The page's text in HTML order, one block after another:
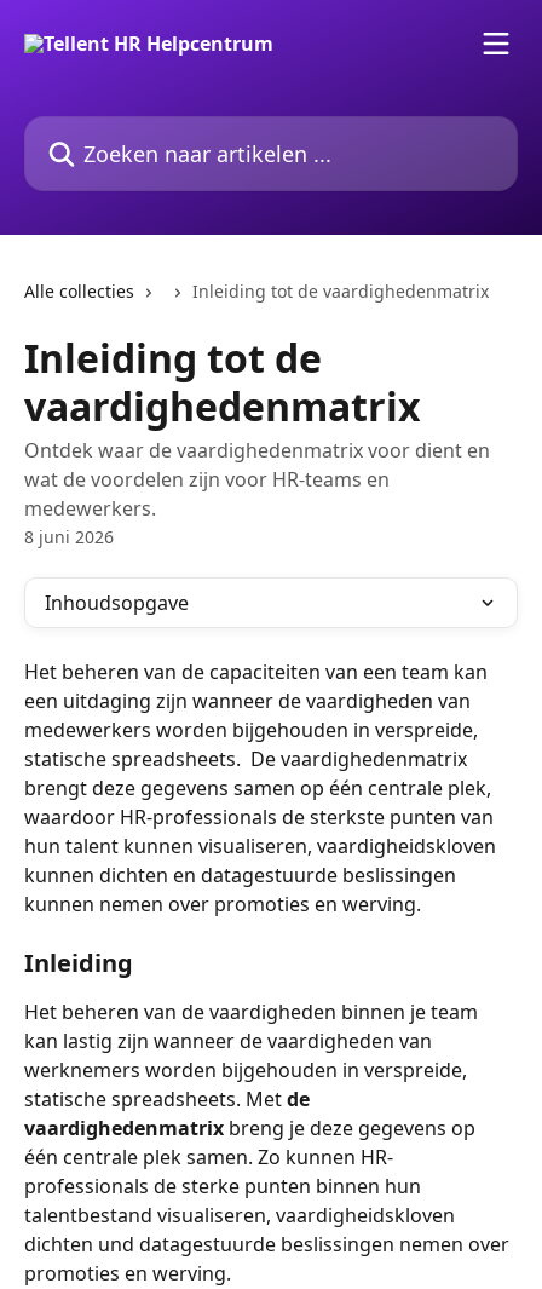
Zoeken naar artikelen ...
Alle collecties Inleiding tot de vaardighedenmatrix
Inleiding tot de
vaardighedenmatrix
Ontdek waar de vaardighedenmatrix voor dient en
wat de voordelen zijn voor HR-teams en
medewerkers.
8 juni 2026
Inhoudsopgave
Het beheren van de capaciteiten van een team kan
een uitdaging zijn wanneer de vaardigheden van
medewerkers worden bijgehouden in verspreide,
statische spreadsheets. ​ De vaardighedenmatrix
brengt deze gegevens samen op één centrale plek,
waardoor HR-professionals de sterkste punten van
hun talent kunnen visualiseren, vaardigheidskloven
kunnen dichten en datagestuurde beslissingen
kunnen nemen over promoties en werving.
Inleiding
Het beheren van de vaardigheden binnen je team
kan lastig zijn wanneer de vaardigheden van
werknemers worden bijgehouden in verspreide,
statische spreadsheets. Met de
vaardighedenmatrix breng je deze gegevens op
één centrale plek samen. Zo kunnen HR-
professionals de sterke punten binnen hun
talentbestand visualiseren, vaardigheidskloven
dichten und datagestuurde beslissingen nemen over
promoties en werving.